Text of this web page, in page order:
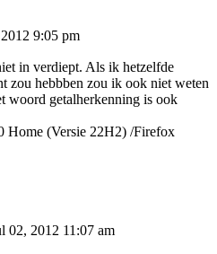
9:05 pm
in verdiept. Als ik hetzelfde
zou hebbben zou ik ook niet weten
woord getalherkenning is ook
Home (Versie 22H2) /Firefox
02, 2012 11:07 am